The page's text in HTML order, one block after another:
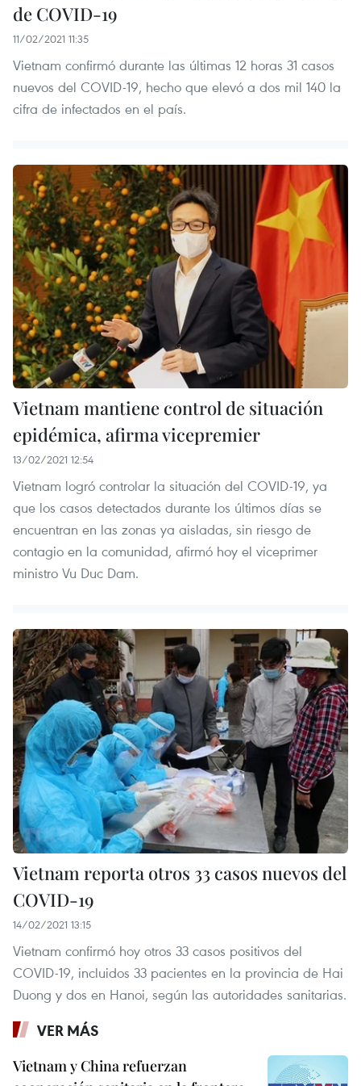
de COVID-19
11/02/2021 11:35
Vietnam confirmó durante las últimas 12 horas 31 casos
nuevos del COVID-19, hecho que elevó a dos mil 140 la
cifra de infectados en el país.
Vietnam mantiene control de situación
epidémica, afirma vicepremier
13/02/2021 12:54
Vietnam logró controlar la situación del COVID-19, ya
que los casos detectados durante los últimos días se
encuentran en las zonas ya aisladas, sin riesgo de
contagio en la comunidad, afirmó hoy el viceprimer
ministro Vu Duc Dam.
Vietnam reporta otros 33 casos nuevos del
COVID-19
14/02/2021 13:15
Vietnam confirmó hoy otros 33 casos positivos del
COVID-19, incluidos 33 pacientes en la provincia de Hai
Duong y dos en Hanoi, según las autoridades sanitarias.
VER MÁS
Vietnam y China refuerzan